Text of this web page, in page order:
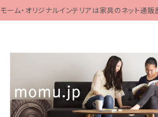
モーム・オリジナルインテリアは家具のネット通